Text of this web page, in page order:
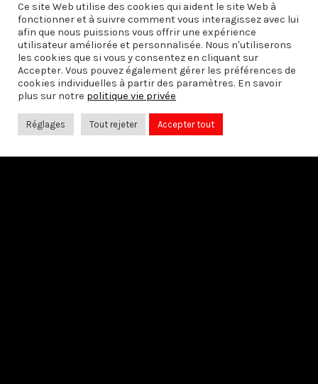
SUIVANT
Et pourtant elle tourne
Ce site Web utilise des cookies qui aident le site Web à
fonctionner et à suivre comment vous interagissez avec lui
afin que nous puissions vous offrir une expérience
utilisateur améliorée et personnalisée. Nous n'utiliserons
les cookies que si vous y consentez en cliquant sur
Accepter. Vous pouvez également gérer les préférences de
cookies individuelles à partir des paramètres. En savoir
plus sur notre politique vie privée
Réglages Tout rejeter Accepter tout